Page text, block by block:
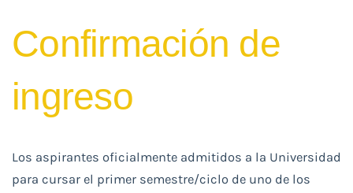
Confirmación de
ingreso
Los aspirantes oficialmente admitidos a la Universidad
para cursar el primer semestre/ciclo de uno de los